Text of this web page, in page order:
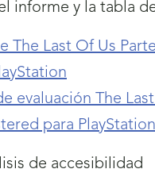
informe y la tabla
The Last Of Us
abrirá
nueva
evaluación The
para PlayStation
de accesibilidad